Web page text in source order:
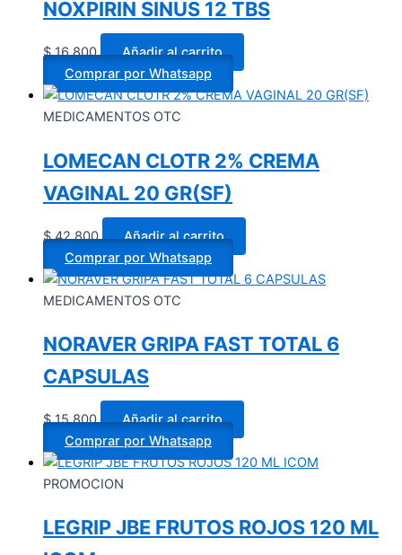
NOXPIRIN SINUS 12 TBS
$16.800
Añadir al carrito
Comprar por Whatsapp
MEDICAMENTOS OTC
LOMECAN CLOTR 2% CREMA
VAGINAL 20 GR(SF)
$42.800
Añadir al carrito
Comprar por Whatsapp
MEDICAMENTOS OTC
NORAVER GRIPA FAST TOTAL 6
CAPSULAS
$15.800
Añadir al carrito
Comprar por Whatsapp
PROMOCION
LEGRIP JBE FRUTOS ROJOS 120 ML